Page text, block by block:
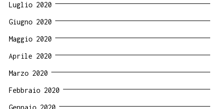
Luglio 2020
Giugno 2020
Maggio 2020
Aprile 2020
Marzo 2020
Febbraio 2020